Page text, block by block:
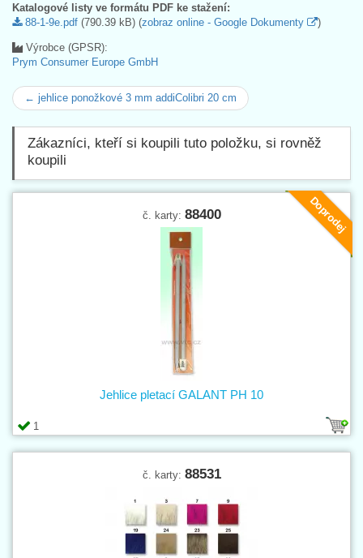
Katalogové listy ve formátu PDF ke stažení:
88-1-9e.pdf (790.39 kB) (zobraz online - Google Dokumenty )
Výrobce (GPSR):
Prym Consumer Europe GmbH
← jehlice ponožkové 3 mm addiColibri 20 cm
Zákazníci, kteří si koupili tuto položku, si rovněž
koupili
Doprodej
č. karty: 88400
1
Jehlice pletací GALANT PH 10
č. karty: 88531